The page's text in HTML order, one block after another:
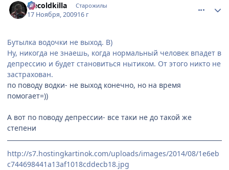
Icecoldkilla Старожилы
17 Ноября, 200916 г
Бутылка водочки не выход. B)
Ну, никогда не знаешь, когда нормальный человек впадет в
депрессию и будет становиться нытиком. От этого никто не
застрахован.
по поводу водки- не выход конечно, но на время
помогает=))
А вот по поводу депрессии- все таки не до такой же
степени
http://s7.hostingkartinok.com/uploads/images/2014/08/1e6eb
c744698441a13af1018cddecb18.jpg